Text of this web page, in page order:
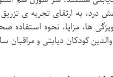
درد، به ارتقای تجربه ی
ها، مزایا، نحوه استفاده
کودکان دیابتی و مراقبان